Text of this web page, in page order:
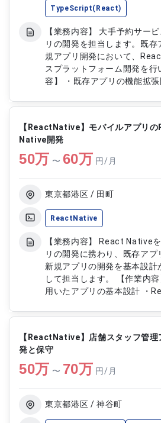
TypeScript(React)
【業務内容】 大手予約サー
リの開発を担当します。既
規アプリ開発において、
スプラットフォーム開発を行います
容】 ・既存アプリの機能拡
トフォーム実装 ・ユニット
【ReactNative】モバイルアプリ
Native開発
50万 〜 60万 円/月
東京都港区 / 田町
ReactNative
【業務内容】 React Native
リの開発に携わり、既存アプ
新規アプリの開発を基本設
して担当します。 【作業内容】 ・React Nativeを
用いたアプリの基本設計 ・
施 ・アプリのリリース作業
【ReactNative】店舗スタッフ管理
発と保守
50万 〜 70万 円/月
東京都港区 / 神谷町